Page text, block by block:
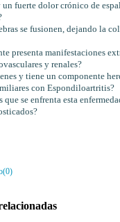
fuerte dolor crónico de
se fusionen, dejando la
presenta manifestaciones
y renales?
y tiene un componente
con Espondiloartritis?
se enfrenta esta
0)